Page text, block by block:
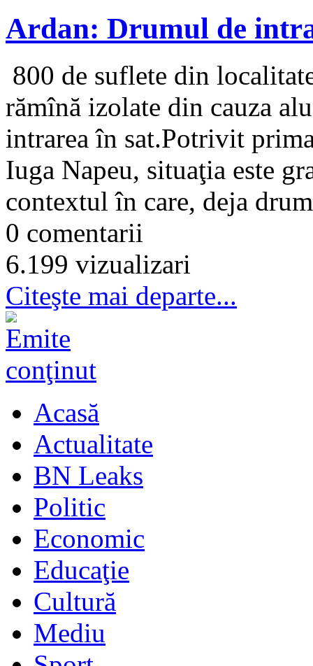
Ardan: Drumul de
800 de suflete din
rămînă izolate din cauza
intrarea în sat.Potrivit
Iuga Napeu, situaţia este
contextul în care, deja
0 comentarii
6.199 vizualizari
Citeşte mai departe...
Acasă
Actualitate
BN Leaks
Politic
Economic
Educaţie
Cultură
Mediu